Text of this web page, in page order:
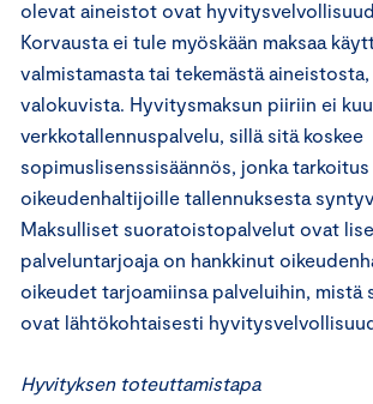
olevat aineistot ovat
Korvausta ei tule myöskään maksaa
valmistamasta tai tekemästä
valokuvista. Hyvitysmaksun piiriin ei
verkkotallennuspalvelu, sillä sitä koskee
sopimuslisenssisäännös, jonka
oikeudenhaltijoille tallennuksesta
Maksulliset suoratoistopalvelut ovat
palveluntarjoaja on hankkinut
oikeudet tarjoamiinsa palveluihin, mistä
ovat lähtökohtaisesti
Hyvityksen toteuttamistapa